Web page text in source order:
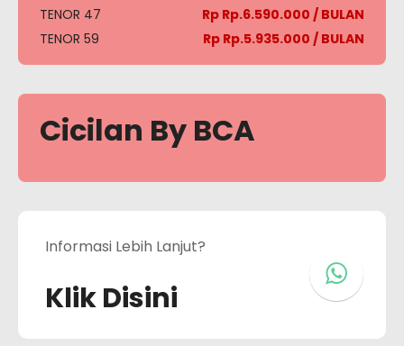
TENOR 47
Rp Rp.6.590.000 / BULAN
TENOR 59
Rp Rp.5.935.000 / BULAN
Cicilan By BCA
Informasi Lebih Lanjut?
Klik Disini